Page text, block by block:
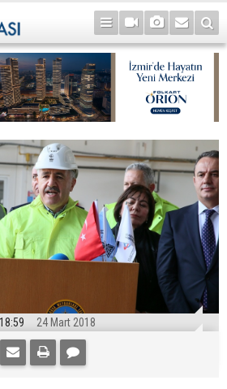
18:59 24 Mart 2018